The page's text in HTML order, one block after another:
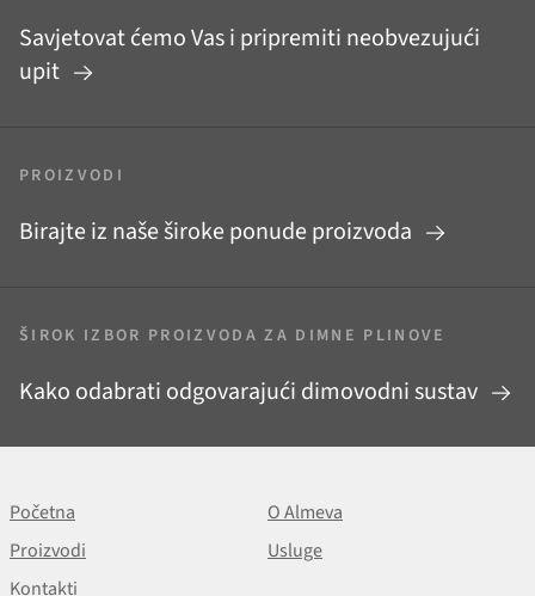
Savjetovat ćemo Vas i pripremiti neobvezujući
upit
PROIZVODI
Birajte iz naše široke ponude proizvoda
ŠIROK IZBOR PROIZVODA ZA DIMNE PLINOVE
Kako odabrati odgovarajući dimovodni sustav
Početna
O Almeva
Proizvodi
Usluge
Kontakti